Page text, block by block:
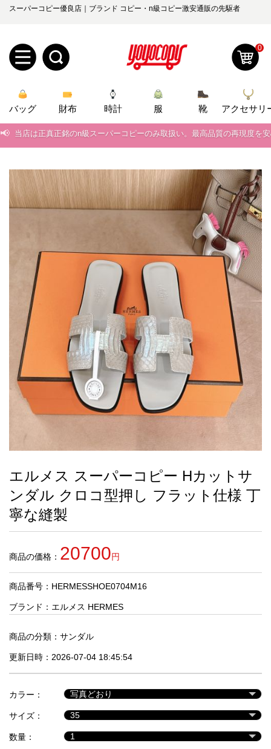
スーパーコピー優良店｜ブランド コピー・n級コピー激安通販の先駆者
規
ユ
ザ
ロ
グ
ン
オ
2026人気特集
バッグ
財布
時計
ズボン
衣装セット
住まい用品
アクセサリー
ベルト
スカーフ
アイフォーンケ
ース
小物
す
す
め
商
人
気
商
セ
ル
品
0
バッグ 財布 時計 服 靴
アクセサリ
📢 当店は正真正銘のn級スーパーコピーのみ取扱い。最高品質の再現度を
📢 2026春の新作続々更新中！期間中のご注文でお得な割引をご利用いただ
📢 新作入荷！ルイ・ヴィトンスーパーコピー バッグ最新モデルが登場。
当店は正真正銘のn級スーパーコピーのみ取扱い。最高品質の再現度を
2026春の新作続々更新中！期間中のご注文でお得な割引をご利用いただ
新作入荷！ルイ・ヴィトンスーパーコピー バッグ最新モデルが登場。
エルメス スーパーコピー Hカットサ
ンダル クロコ型押し フラット仕様 丁
寧な縫製
商品の価格： 20700円
商品番号：HERMESSHOE0704M16
ブランド： エルメス HERMES
商品の分類： サンダル
更新日時：2026-07-04 18:45:54
カラー：
サイズ：
数量：